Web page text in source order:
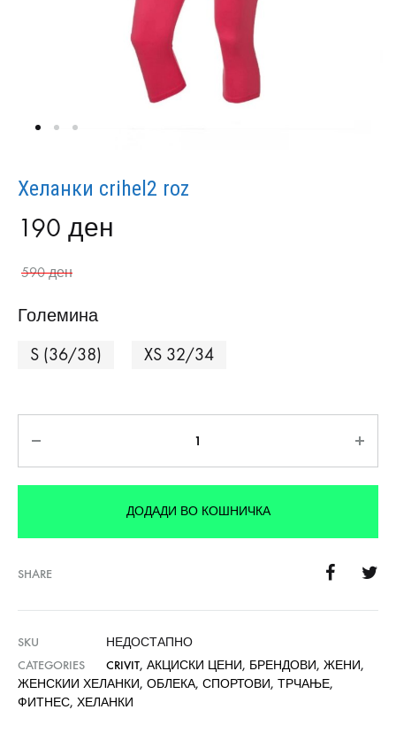
Хеланки crihel2 roz
190 ден
590ден
Големина
S (36/38)
XS 32/34
ДОДАДИ ВО КОШНИЧКА
SHARE
SKU
НЕДОСТАПНО
CATEGORIES
CRIVIT, АКЦИСКИ ЦЕНИ, БРЕНДОВИ, ЖЕНИ,
ЖЕНСКИИ ХЕЛАНКИ, ОБЛЕКА, СПОРТОВИ, ТРЧАЊЕ,
ФИТНЕС, ХЕЛАНКИ